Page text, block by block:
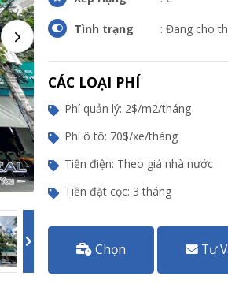
Tình trạng : Đang cho
CÁC LOẠI PHÍ
Phí quản lý: 2$/m2/tháng
Phí ô tô: 70$/xe/tháng
Tiền điện: Theo giá nhà nước
Tiền đặt cọc: 3 tháng
Chọn Tư